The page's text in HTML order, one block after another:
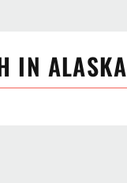
IN ALASKA